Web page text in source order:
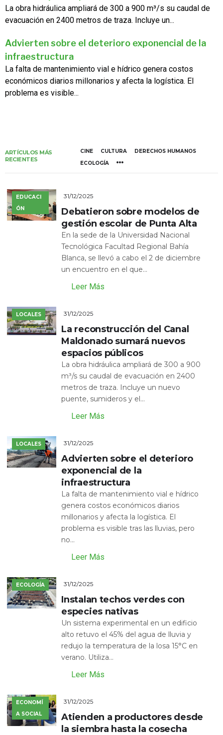
La obra hidráulica ampliará de 300 a 900 m³/s su caudal de
evacuación en 2400 metros de traza. Incluye un...
Advierten sobre el deterioro exponencial de la
infraestructura
La falta de mantenimiento vial e hídrico genera costos
económicos diarios millonarios y afecta la logística. El
problema es visible...
ARTÍCULOS MÁS
RECIENTES
CINE CULTURA
DERECHOS HUMANOS
ECOLOGÍA
EDUCACI
ÓN
31/12/2025
Debatieron sobre modelos de
gestión escolar de Punta Alta
En la sede de la Universidad Nacional
Tecnológica Facultad Regional Bahía
Blanca, se llevó a cabo el 2 de diciembre
un encuentro en el que...
Leer Más
LOCALES 31/12/2025
La reconstrucción del Canal
Maldonado sumará nuevos
espacios públicos
La obra hidráulica ampliará de 300 a 900
m³/s su caudal de evacuación en 2400
metros de traza. Incluye un nuevo
puente, sumideros y el...
Leer Más
LOCALES 31/12/2025
Advierten sobre el deterioro
exponencial de la
infraestructura
La falta de mantenimiento vial e hídrico
genera costos económicos diarios
millonarios y afecta la logística. El
problema es visible tras las lluvias, pero
no...
Leer Más
ECOLOGÍA 31/12/2025
Instalan techos verdes con
especies nativas
Un sistema experimental en un edificio
alto retuvo el 45% del agua de lluvia y
redujo la temperatura de la losa 15°C en
verano. Utiliza...
Leer Más
ECONOMÍ
A SOCIAL
31/12/2025
Atienden a productores desde
la siembra hasta la cosecha